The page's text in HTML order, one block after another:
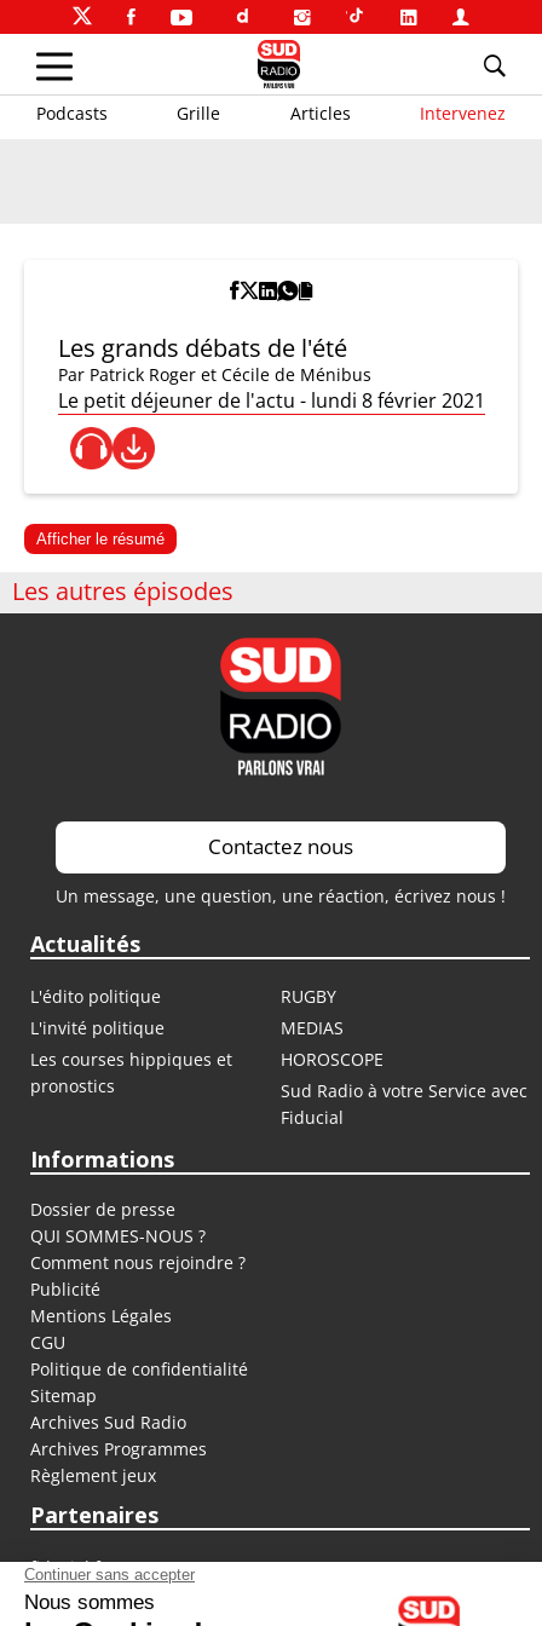
Podcasts Grille Articles Intervenez
Les grands débats de l'été
Par Patrick Roger et Cécile de Ménibus
Le petit déjeuner de l'actu - lundi 8 février 2021
Afficher le résumé
Les autres épisodes
Contactez nous
Un message, une question, une réaction, écrivez nous !
Actualités
L'édito politique
RUGBY
L'invité politique
MEDIAS
Les courses hippiques et
pronostics
HOROSCOPE
Sud Radio à votre Service avec
Fiducial
Informations
Dossier de presse
QUI SOMMES-NOUS ?
Comment nous rejoindre ?
Publicité
Mentions Légales
CGU
Politique de confidentialité
Sitemap
Archives Sud Radio
Archives Programmes
Règlement jeux
Partenaires
fiducial.fr
lyoncapitale.fr